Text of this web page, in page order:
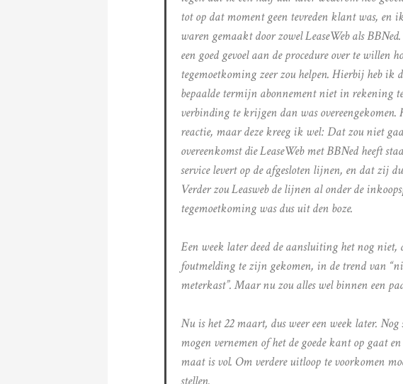
tot op dat moment geen tevreden klant was, en
waren gemaakt door zowel LeaseWeb als
een goed gevoel aan de procedure over te willen
tegemoetkoming zeer zou helpen. Hierbij heb ik
bepaalde termijn abonnement niet in rekening
verbinding te krijgen dan was
reactie, maar deze kreeg ik wel: Dat zou niet
overeenkomst die LeaseWeb met BBNed heeft
service levert op de afgesloten lijnen, en dat zij
Verder zou Leasweb de lijnen al onder de
tegemoetkoming was dus uit den boze.
Een week later deed de aansluiting het nog niet,
foutmelding te zijn gekomen, in de trend van
meterkast”. Maar nu zou alles wel binnen een
Nu is het 22 maart, dus weer een week later.
mogen vernemen of het de goede kant op gaat
maat is vol. Om verdere uitloop te voorkomen